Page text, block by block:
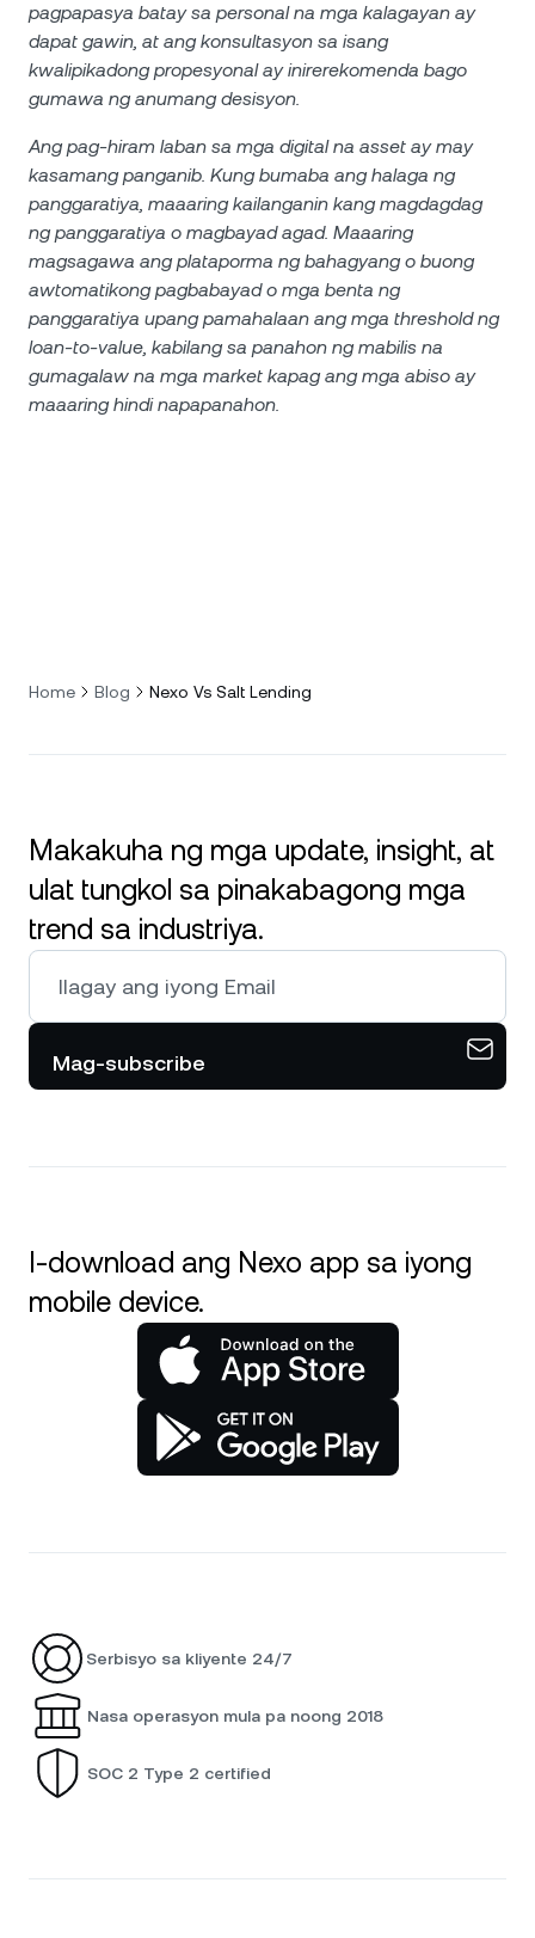
pagpapasya batay sa personal na mga kalagayan ay
dapat gawin, at ang konsultasyon sa isang
kwalipikadong propesyonal ay inirerekomenda bago
gumawa ng anumang desisyon.
Ang pag-hiram laban sa mga digital na asset ay may
kasamang panganib. Kung bumaba ang halaga ng
panggaratiya, maaaring kailanganin kang magdagdag
ng panggaratiya o magbayad agad. Maaaring
magsagawa ang plataporma ng bahagyang o buong
awtomatikong pagbabayad o mga benta ng
panggaratiya upang pamahalaan ang mga threshold ng
loan-to-value, kabilang sa panahon ng mabilis na
gumagalaw na mga market kapag ang mga abiso ay
maaaring hindi napapanahon.
Home Blog Nexo Vs Salt Lending
Makakuha ng mga update, insight, at
ulat tungkol sa pinakabagong mga
trend sa industriya.
Mag-subscribe
I-download ang Nexo app sa iyong
mobile device.
Serbisyo sa kliyente 24/7
Nasa operasyon mula pa noong 2018
SOC 2 Type 2 certified